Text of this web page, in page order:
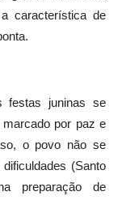
característica de
festas juninas se
por paz e
o povo não se
(Santo
preparação de